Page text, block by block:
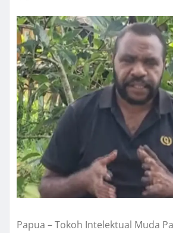
Papua – Tokoh Intelektual Muda